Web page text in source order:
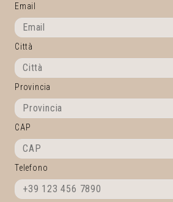
Email
Città
Provincia
CAP
Telefono